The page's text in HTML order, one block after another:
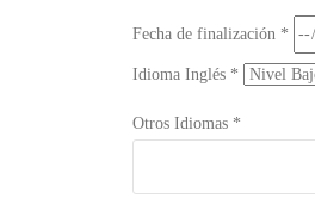
Fecha de finalización *
Idioma Inglés *
Otros Idiomas *